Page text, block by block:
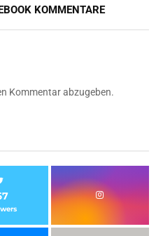
KOMMENTARE
Kommentar abzugeben.